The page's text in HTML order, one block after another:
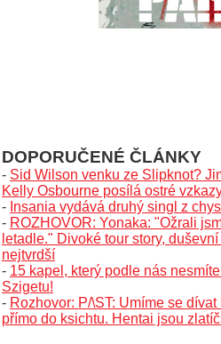
DOPORUČENÉ ČLÁNKY
- Sid Wilson venku ze Slipknot?
Kelly Osbourne posílá ostré
- Insania vydává druhý singl z
- ROZHOVOR: Yonaka: "Ožrali
letadle." Divoké tour story,
nejtvrdší
- 15 kapel, který podle nás
Szigetu!
- Rozhovor: P/\ST: Umíme se
přímo do ksichtu. Hentai jsou